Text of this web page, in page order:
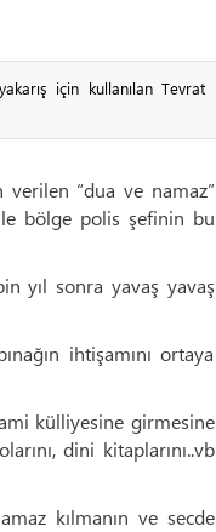
için kullanılan Tevrat
verilen “dua ve namaz”
bölge polis şefinin bu
yıl sonra yavaş yavaş
ihtişamını ortaya
külliyesine girmesine
dini kitaplarını..vb
kılmanın ve secde